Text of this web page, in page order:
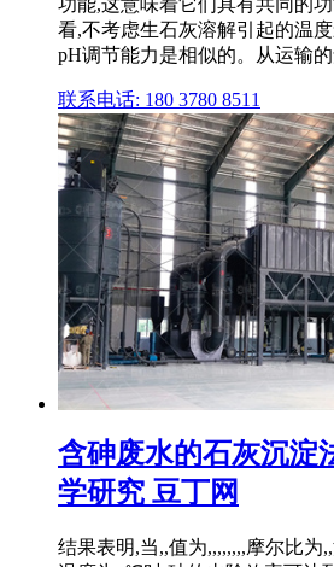
功能,这意味着它们具有共同的
看,不考虑生石灰溶解引起的温
pH调节能力是相似的。从运输
联系电话: 180 3780 8511
含砷废水的石灰沉淀
学研究 豆丁网
结果表明,当,,值为,,,,,,,,摩尔比为